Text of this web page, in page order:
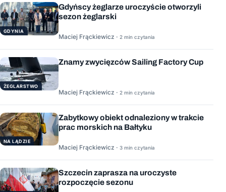
GDYNIA
Gdyńscy żeglarze uroczyście otworzyli
sezon żeglarski
Maciej Frąckiewicz · 2 min czytania
ŻEGLARSTWO
Znamy zwycięzców Sailing Factory Cup
Maciej Frąckiewicz · 2 min czytania
NA LĄDZIE
Zabytkowy obiekt odnaleziony w trakcie
prac morskich na Bałtyku
Maciej Frąckiewicz · 3 min czytania
Szczecin zaprasza na uroczyste
rozpoczęcie sezonu